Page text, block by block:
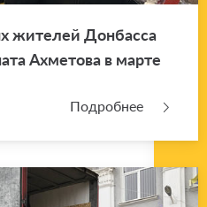
жи­те­лей Дон­бас­са
Ах­ме­то­ва в марте
Подробнее